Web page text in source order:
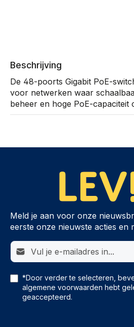
Beschrijving
De 48-poorts Gigabit PoE-
voor netwerken waar
beheer en hoge PoE-capaciteit
Meld je aan voor onze
eerste onze nieuwste acties en
E-mailadres*
*Door verder te selecteren,
algemene voorwaarden hebt
geaccepteerd.